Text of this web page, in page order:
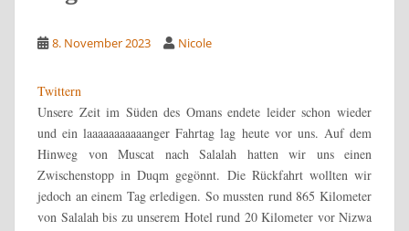
8. November 2023 Nicole
Twittern
Unsere Zeit im Süden des Omans endete leider schon wieder
und ein laaaaaaaaaaanger Fahrtag lag heute vor uns. Auf dem
Hinweg von Muscat nach Salalah hatten wir uns einen
Zwischenstopp in Duqm gegönnt. Die Rückfahrt wollten wir
jedoch an einem Tag erledigen. So mussten rund 865 Kilometer
von Salalah bis zu unserem Hotel rund 20 Kilometer vor Nizwa